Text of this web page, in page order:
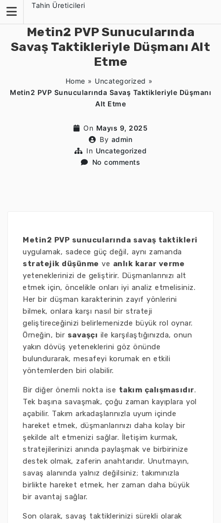
content
Tahin Üreticileri
Metin2 PVP Sunucularında
Savaş Taktikleriyle Düşmanı Alt
Etme
Home » Uncategorized »
Metin2 PVP Sunucularında Savaş Taktikleriyle Düşmanı
Alt Etme
On Mayıs 9, 2025
By admin
In Uncategorized
No comments
Metin2 PVP sunucularında savaş taktikleri
uygulamak, sadece güç değil, aynı zamanda
stratejik düşünme ve anlık karar verme
yeteneklerinizi de geliştirir. Düşmanlarınızı alt
etmek için, öncelikle onları iyi analiz etmelisiniz.
Her bir düşman karakterinin zayıf yönlerini
bilmek, onlara karşı nasıl bir strateji
geliştireceğinizi belirlemenizde büyük rol oynar.
Örneğin, bir savaşçı ile karşılaştığınızda, onun
yakın dövüş yeteneklerini göz önünde
bulundurarak, mesafeyi korumak en etkili
yöntemlerden biri olabilir.
Bir diğer önemli nokta ise takım çalışmasıdır.
Tek başına savaşmak, çoğu zaman kayıplara yol
açabilir. Takım arkadaşlarınızla uyum içinde
hareket etmek, düşmanlarınızı daha kolay bir
şekilde alt etmenizi sağlar. İletişim kurmak,
stratejilerinizi anında paylaşmak ve birbirinize
destek olmak, zaferin anahtarıdır. Unutmayın,
savaş alanında yalnız değilsiniz; takımınızla
birlikte hareket etmek, her zaman daha büyük
bir avantaj sağlar.
Son olarak, savaş taktiklerinizi sürekli olarak